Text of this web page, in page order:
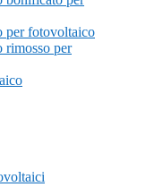
per fotovoltaico
rimosso per